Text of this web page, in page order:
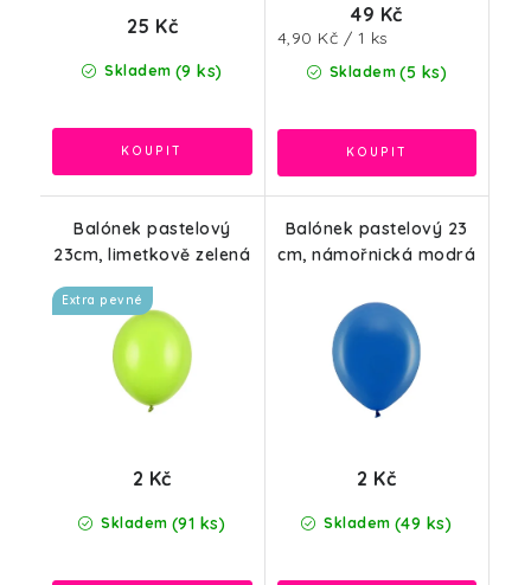
Skladem (9 ks)
25 Kč
Skladem (5 ks)
49 Kč
Měrná
cena:
4,90 Kč / 1 ks
Balónek pastelový
23cm, limetkově zelená
Extra pevné
Skladem (91 ks)
2 Kč
Balónek pastelový 23
cm, námořnická modrá
Skladem (49 ks)
2 Kč